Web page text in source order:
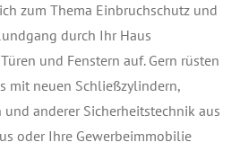
zum Thema Einbruchschutz und
durch Ihr Haus
und Fenstern auf. Gern rüsten
mit neuen Schließzylindern,
und anderer Sicherheitstechnik aus
oder Ihre Gewerbeimmobilie